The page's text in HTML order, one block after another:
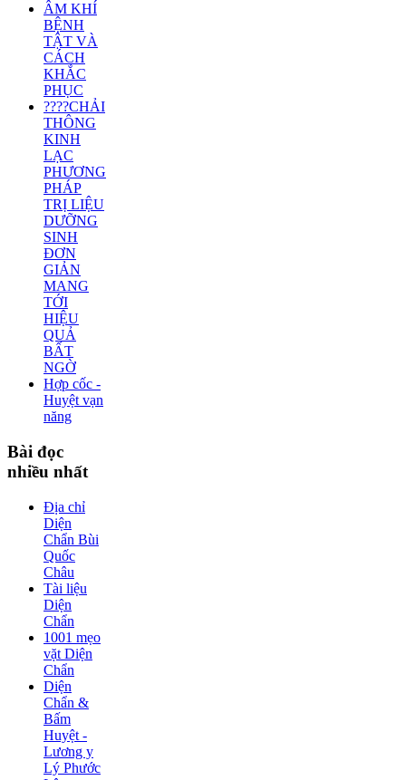
ÂM KHÍ
BỆNH
TẬT VÀ
CÁCH
KHẮC
PHỤC
????CHẢI
THÔNG
KINH
LẠC
PHƯƠNG
PHÁP
TRỊ LIỆU
DƯỠNG
SINH
ĐƠN
GIẢN
MANG
TỚI
HIỆU
QUẢ
BẤT
NGỜ
Hợp cốc -
Huyệt vạn
năng
Bài đọc
nhiều nhất
Địa chỉ
Diện
Chẩn Bùi
Quốc
Châu
Tài liệu
Diện
Chẩn
1001 mẹo
vặt Diện
Chẩn
Diện
Chẩn &
Bấm
Huyệt -
Lương y
Lý Phước